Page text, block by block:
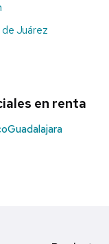
Juárez
en renta
Guadalajara